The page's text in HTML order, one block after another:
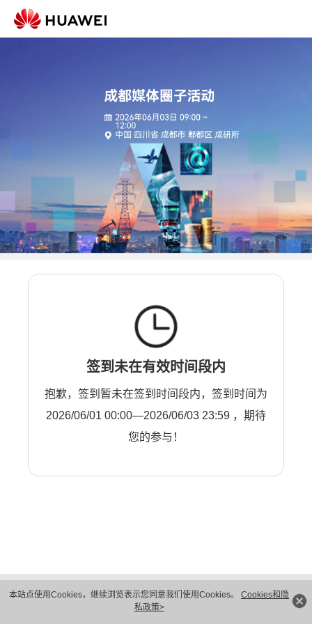
本站点使用Cookies，继续浏览表示您同意我们使用Cookies。 Cookies和隐
私政策>
签到未在有效时间段内
抱歉，签到暂未在签到时间段内，签到时间为
2026/06/01 00:00—2026/06/03 23:59 ，期待
您的参与！
隐私保护
法律声明